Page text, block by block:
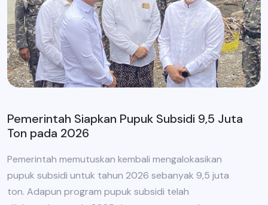
Pemerintah Siapkan Pupuk Subsidi 9,5 Juta
Ton pada 2026
Pemerintah memutuskan kembali mengalokasikan
pupuk subsidi untuk tahun 2026 sebanyak 9,5 juta
ton. Adapun program pupuk subsidi telah